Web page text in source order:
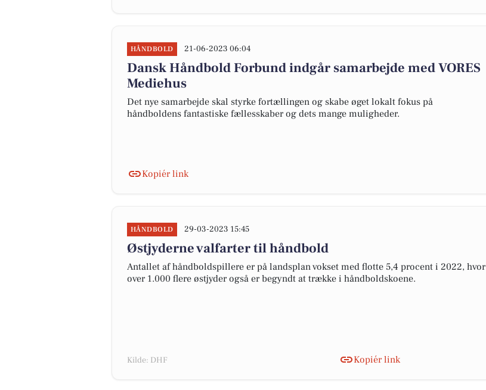
HÅNDBOLD 21-06-2023 06:04
Dansk Håndbold Forbund indgår samarbejde med VORES
Mediehus
Det nye samarbejde skal styrke fortællingen og skabe øget lokalt fokus på
håndboldens fantastiske fællesskaber og dets mange muligheder.
Kopiér link
HÅNDBOLD 29-03-2023 15:45
Østjyderne valfarter til håndbold
Antallet af håndboldspillere er på landsplan vokset med flotte 5,4 procent i 2022, hvor
over 1.000 flere østjyder også er begyndt at trække i håndboldskoene.
Kilde: DHF Kopiér link